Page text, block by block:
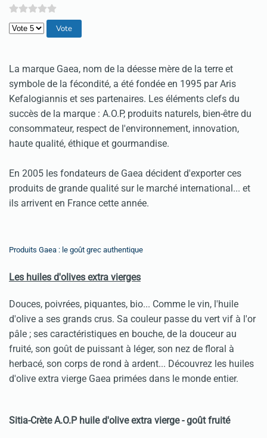
Veuillez voter
La marque Gaea, nom de la déesse mère de la terre et
symbole de la fécondité, a été fondée en 1995 par Aris
Kefalogiannis et ses partenaires. Les éléments clefs du
succès de la marque : A.O.P, produits naturels, bien-être du
consommateur, respect de l'environnement, innovation,
haute qualité, éthique et gourmandise.
En 2005 les fondateurs de Gaea décident d'exporter ces
produits de grande qualité sur le marché international... et
ils arrivent en France cette année.
Produits Gaea : le goût grec authentique
Les huiles d'olives extra vierges
Douces, poivrées, piquantes, bio... Comme le vin, l'huile
d'olive a ses grands crus. Sa couleur passe du vert vif à l'or
pâle ; ses caractéristiques en bouche, de la douceur au
fruité, son goût de puissant à léger, son nez de floral à
herbacé, son corps de rond à ardent... Découvrez les huiles
d'olive extra vierge Gaea primées dans le monde entier.
Sitia-Crète A.O.P huile d'olive extra vierge - goût fruité